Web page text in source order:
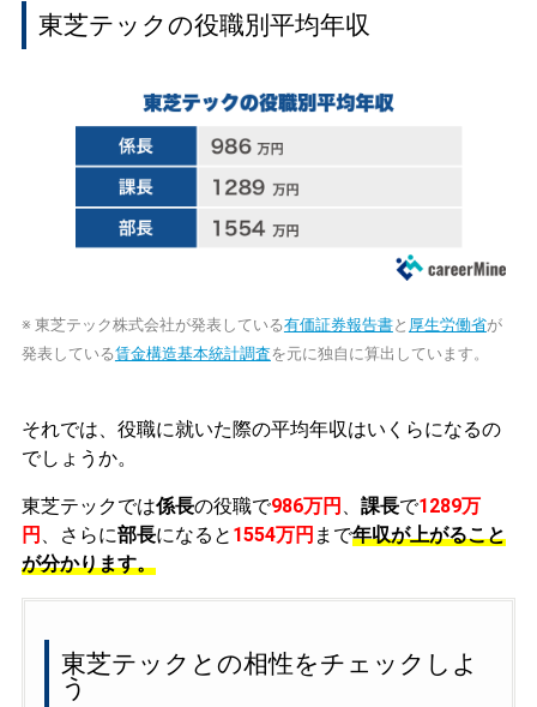
東芝テックの役職別平均年収
※ 東芝テック株式会社が発表している有価証券報告書と 厚生労働省が
発表している賃金構造基本統計調査を元に独自に算出しています。
それでは、役職に就いた際の平均年収はいくらになるの
でしょうか。
東芝テックでは係長の役職で986万円 課長で1289万
円
、さらに部長になると 1554万円 まで年収が上がること
が分かります。
東芝テックとの相性をチェックしよ
う